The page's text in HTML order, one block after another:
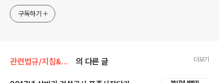
구독하기
관련법규/지침&예규&고시 의 다른 글 더보기